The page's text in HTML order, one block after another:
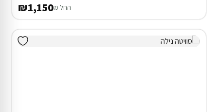
החל מ₪1,150